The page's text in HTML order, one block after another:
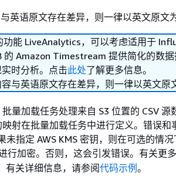
英语原文存在差异，则一律以英文原文为
能 LiveAnalytics，可以考虑适用于
Amazon Timestream 提供简化的数
时分析。点击此处了解更多信息。
与英语原文存在差异，则一律以英文原
量加载任务处理来自 S3 位置的 CSV 源
射在批量加载任务中进行定义。错误和
指定 AWS KMS 密钥，则在可选的情况
行加密。否则，这会引发错误。有关更
有关详细信息，请参阅代码示例 。